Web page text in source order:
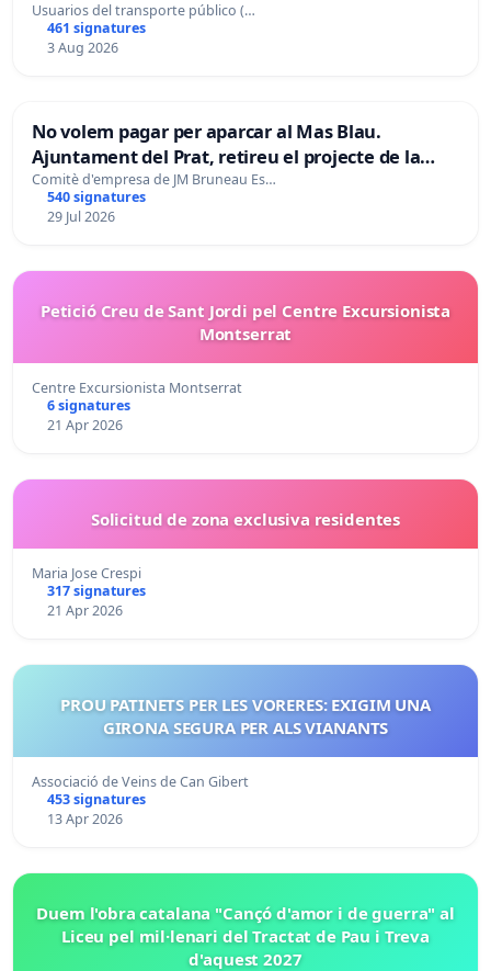
Usuarios del transporte público (…
461 signatures
3 Aug 2026
No volem pagar per aparcar al Mas Blau.
Ajuntament del Prat, retireu el projecte de la
zona taronja.
Comitè d'empresa de JM Bruneau Es…
540 signatures
29 Jul 2026
Petició Creu de Sant Jordi pel Centre Excursionista
Montserrat
Centre Excursionista Montserrat
6 signatures
21 Apr 2026
Solicitud de zona exclusiva residentes
Maria Jose Crespi
317 signatures
21 Apr 2026
PROU PATINETS PER LES VORERES: EXIGIM UNA
GIRONA SEGURA PER ALS VIANANTS
Associació de Veins de Can Gibert
453 signatures
13 Apr 2026
Duem l'obra catalana "Cançó d'amor i de guerra" al
Liceu pel mil·lenari del Tractat de Pau i Treva
d'aquest 2027